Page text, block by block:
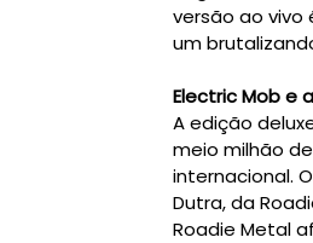
versão ao
um
Electric Mob e
A edição
meio milhão
internacional.
Dutra, da
Roadie Metal